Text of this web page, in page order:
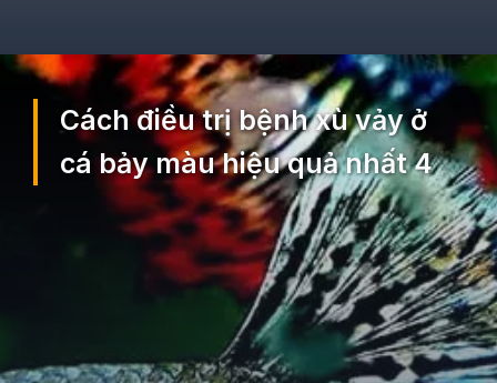
Đang mở https://ocopaz.vn/benh-xu-vay-o-ca-bay-mau-129
Cách điều trị bệnh xù vảy ở
cá bảy màu hiệu quả nhất 4